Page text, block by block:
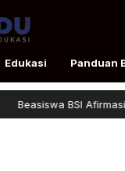
Edukasi Panduan
BSI Afirmasi Dibuka